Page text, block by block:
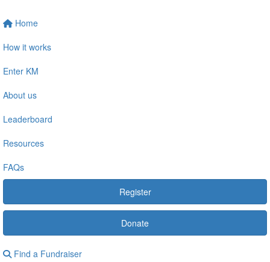
Home
How it works
Enter KM
About us
Leaderboard
Resources
FAQs
Register
Donate
Find a Fundraiser